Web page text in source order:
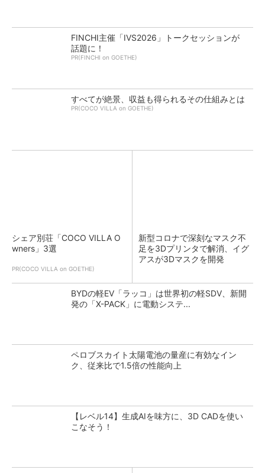
FINCHI主催「IVS2026」トークセッションが
話題に！
PR(FINCHI on GOETHE)
すべてが絶景、収益も得られるその仕組みとは
PR(COCO VILLA on GOETHE)
シェア別荘「COCO VILLA O
wners」3選
PR(COCO VILLA on GOETHE)
新型コロナで深刻なマスク不
足を3Dプリンタで解消、イグ
アスが3Dマスクを開発
BYDの軽EV「ラッコ」は世界初の軽SDV、新開
発の「X-PACK」に電動システ...
ペロブスカイト太陽電池の量産に有効なイン
ク、従来比で1.5倍の性能向上
【レベル14】生成AIを味方に、3D CADを使い
こなそう！